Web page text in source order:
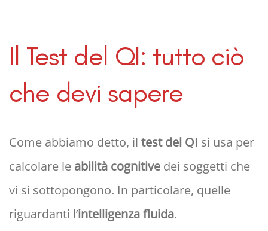
Il Test del QI: tutto ciò
che devi sapere
Come abbiamo detto, il test del QI si usa per
calcolare le abilità cognitive dei soggetti che
vi si sottopongono. In particolare, quelle
riguardanti l’intelligenza fluida.